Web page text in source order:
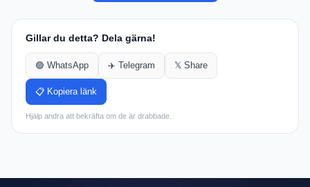
Gillar du detta? Dela gärna!
🟢 WhatsApp ✈️ Telegram 𝕏 Share
📋 Kopiera länk
Hjälp andra att bekräfta om de är drabbade.